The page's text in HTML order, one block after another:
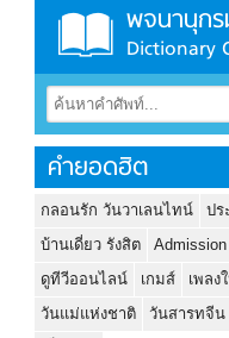
พจนานุก
Dictionary
คำยอดฮิต
กลอนรัก วันวาเลนไทน์
ปร
บ้านเดี่ยว รังสิต
Admission
ดูทีวีออนไลน์
เกมส์ เพลง
วันแม่แห่งชาติ
วันสารทจีน